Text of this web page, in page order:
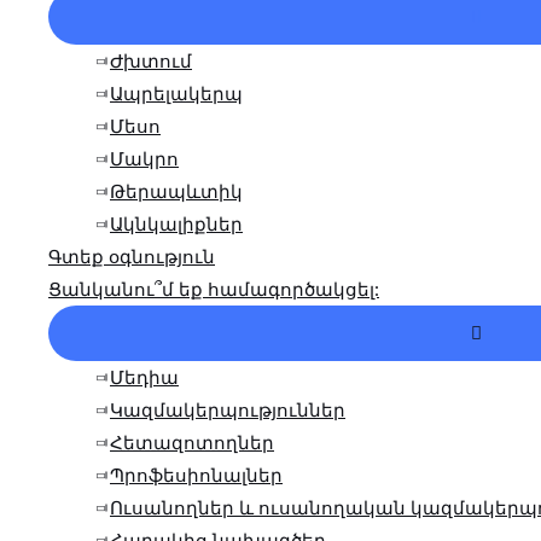
Ժխտում
Ապրելակերպ
Մեսո
Մակրո
Թերապևտիկ
Ակնկալիքներ
Գտեք օգնություն
Ցանկանու՞մ եք համագործակցել:
Մեդիա
Կազմակերպություններ
Հետազոտողներ
Պրոֆեսիոնալներ
Ուսանողներ և ուսանողական